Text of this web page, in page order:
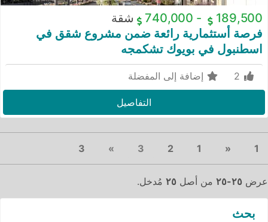
189,500
-
740,000
شقة
فرصة أستثمارية رائعة ضمن مشروع شقق في
اسطنبول في بويوك تشكمجه
إضافة إلى المفضلة
التفاصيل
1
«
Previous
1
2
3
»
3
عرض ٢٥-٢٥ من أصل ٢٥ مُدخل.
بحث